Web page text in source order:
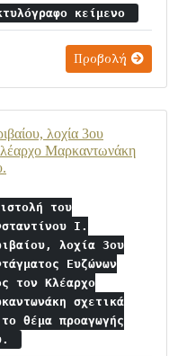
κείμενο
Προβολή
λοχία 3ου
Μαρκαντωνάκη
του
Ι.
λοχία 3ου
Ευζώνων
τον Κλέαρχο
σχετικά
θέμα προαγωγής